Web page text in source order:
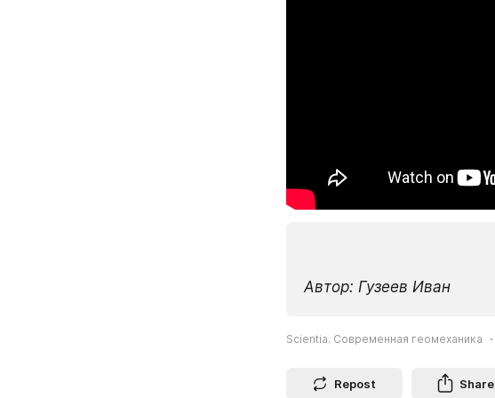
Автор: Гузеев Иван
Scientia. Современная геомеханика
Repost Share